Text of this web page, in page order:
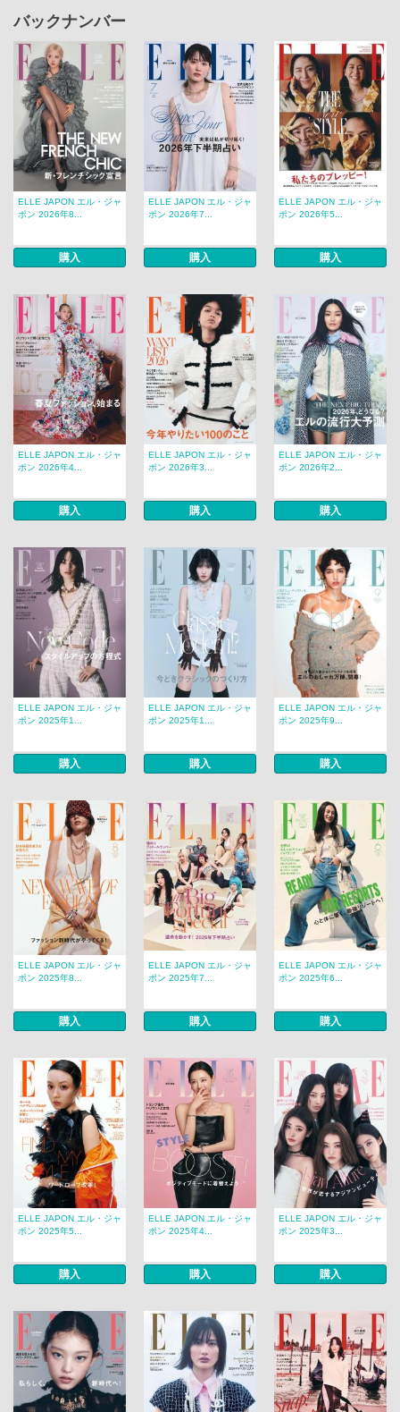
バックナンバー
ELLE JAPON エル・ジャ
ポン 2026年8...
購入
ELLE JAPON エル・ジャ
ポン 2026年7...
購入
ELLE JAPON エル・ジャ
ポン 2026年5...
購入
ELLE JAPON エル・ジャ
ポン 2026年4...
購入
ELLE JAPON エル・ジャ
ポン 2026年3...
購入
ELLE JAPON エル・ジャ
ポン 2026年2...
購入
ELLE JAPON エル・ジャ
ポン 2025年1...
購入
ELLE JAPON エル・ジャ
ポン 2025年1...
購入
ELLE JAPON エル・ジャ
ポン 2025年9...
購入
ELLE JAPON エル・ジャ
ポン 2025年8...
購入
ELLE JAPON エル・ジャ
ポン 2025年7...
購入
ELLE JAPON エル・ジャ
ポン 2025年6...
購入
ELLE JAPON エル・ジャ
ポン 2025年5...
購入
ELLE JAPON エル・ジャ
ポン 2025年4...
購入
ELLE JAPON エル・ジャ
ポン 2025年3...
購入